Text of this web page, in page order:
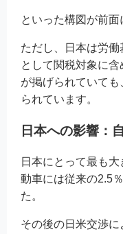
といった構図が前面
ただし、日本は労
として関税対象に
が掲げられていても
られています。
日本への影響：
日本にとって最も
動車には従来の2.5
た。
その後の日米交渉